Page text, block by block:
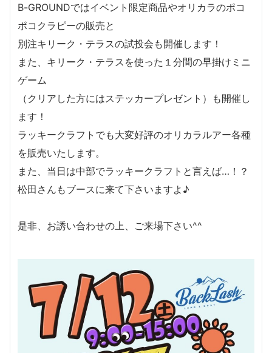
B-GROUNDではイベント限定商品やオリカラのポコ
ポコクラピーの販売と
別注キリーク・テラスの試投会も開催します！
また、キリーク・テラスを使った１分間の早掛けミニ
ゲーム
（クリアした方にはステッカープレゼント）も開催し
ます！
ラッキークラフトでも大変好評のオリカラルアー各種
を販売いたします。
また、当日は中部でラッキークラフトと言えば…！？
松田さんもブースに来て下さいますよ♪
是非、お誘い合わせの上、ご来場下さい^^